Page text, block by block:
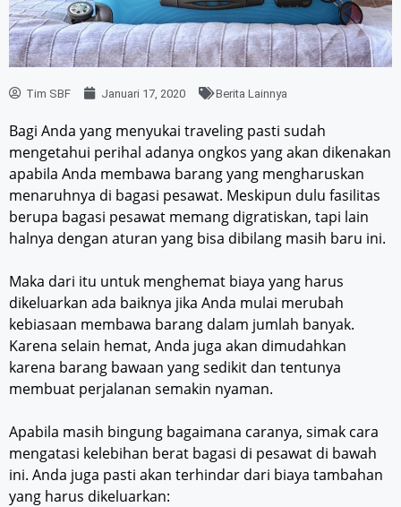
Tim SBF Januari 17, 2020 Berita Lainnya
Bagi Anda yang menyukai traveling pasti sudah
mengetahui perihal adanya ongkos yang akan dikenakan
apabila Anda membawa barang yang mengharuskan
menaruhnya di bagasi pesawat. Meskipun dulu fasilitas
berupa bagasi pesawat memang digratiskan, tapi lain
halnya dengan aturan yang bisa dibilang masih baru ini.
Maka dari itu untuk menghemat biaya yang harus
dikeluarkan ada baiknya jika Anda mulai merubah
kebiasaan membawa barang dalam jumlah banyak.
Karena selain hemat, Anda juga akan dimudahkan
karena barang bawaan yang sedikit dan tentunya
membuat perjalanan semakin nyaman.
Apabila masih bingung bagaimana caranya, simak cara
mengatasi kelebihan berat bagasi di pesawat di bawah
ini. Anda juga pasti akan terhindar dari biaya tambahan
yang harus dikeluarkan: